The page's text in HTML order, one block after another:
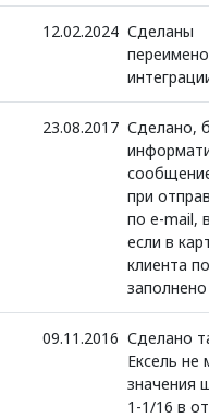
12.02.2024 Сделаны
23.08.2017 Сделано,
при
по e-mail,
если в
клиента
заполнено
09.11.2016 Сделано
Ексель не
значения
1-1/16 в